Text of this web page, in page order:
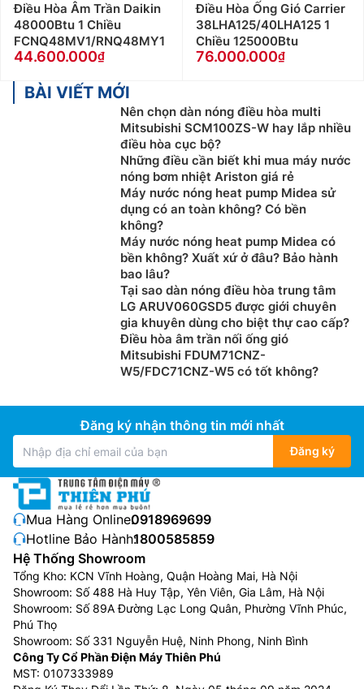
Điều Hòa Âm Trần Daikin
48000Btu 1 Chiều
FCNQ48MV1/RNQ48MY1
44.600.000
Điều Hòa Ống Gió Carrier
38LHA125/40LHA125 1
Chiều 125000Btu
76.000.000
BÀI VIẾT MỚI
Nên chọn dàn nóng điều hòa multi
Mitsubishi SCM100ZS-W hay lắp nhiều
điều hòa cục bộ?
Những điều cần biết khi mua máy nước
nóng bơm nhiệt Ariston giá rẻ
Máy nước nóng heat pump Midea sử
dụng có an toàn không? Có bền
không?
Máy nước nóng heat pump Midea có
bền không? Xuất xứ ở đâu? Bảo hành
bao lâu?
Tại sao dàn nóng điều hòa trung tâm
LG ARUV060GSD5 được giới chuyên
gia khuyên dùng cho biệt thự cao cấp?
Điều hòa âm trần nối ống gió
Mitsubishi FDUM71CNZ-
W5/FDC71CNZ-W5 có tốt không?
Đăng ký nhận thông tin mới nhất
Đăng ký
Mua Hàng Online:0918969699
Hotline Bảo Hành:1800585859
Hệ Thống Showroom
Tổng Kho: KCN Vĩnh Hoàng, Quận Hoàng Mai, Hà Nội
Showroom: Số 488 Hà Huy Tập, Yên Viên, Gia Lâm, Hà Nội
Showroom: Số 89A Đường Lạc Long Quân, Phường Vĩnh Phúc,
Phú Thọ
Showroom: Số 331 Nguyễn Huệ, Ninh Phong, Ninh Bình
Công Ty Cổ Phần Điện Máy Thiên Phú
MST: 0107333989